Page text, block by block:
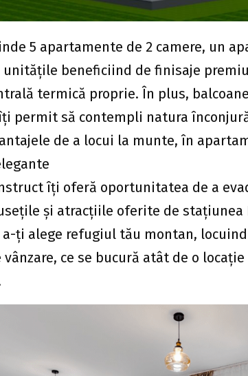
5 apartamente de 2 camere, un
beneficiind de finisaje
termică proprie. În plus,
permit să contempli natura
de a locui la munte, în
îți oferă oportunitatea de a
și atracțiile oferite de stațiunea
ți alege refugiul tău montan,
ce se bucură atât de o